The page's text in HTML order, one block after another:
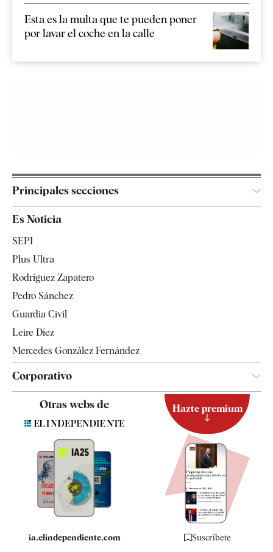
Esta es la multa que te pueden poner
por lavar el coche en la calle
Principales secciones
España
Televisión
Es Noticia
SEPI
Plus Ultra
Rodríguez Zapatero
Pedro Sánchez
Guardia Civil
Leire Díez
Mercedes González Fernández
Corporativo
Contacto
Quiénes somos
Especificaciones
Otras webs de
ia.elindependiente.com
Hazte premium
Suscríbete